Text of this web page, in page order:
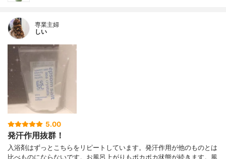
専業主婦
しい
5.00
発汗作用抜群！
入浴剤はずっとこちらをリピートしています。発汗作用が他のものとは
比べものにならないです。お風呂上がりもポカポカ状態が続きます。風